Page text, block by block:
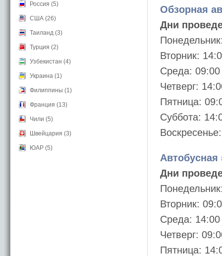
Россия (5)
США (26)
Таиланд (3)
Турция (2)
Узбекистан (4)
Украина (1)
Филиппины (1)
Франция (13)
Чили (5)
Швейцария (3)
ЮАР (5)
Обзорная
Дни
Вторник:
Среда: 09:00
Четверг:
Пятница:
Суббота:
Автобусная
Дни
Вторник:
Среда: 14:00
Четверг:
Пятница: